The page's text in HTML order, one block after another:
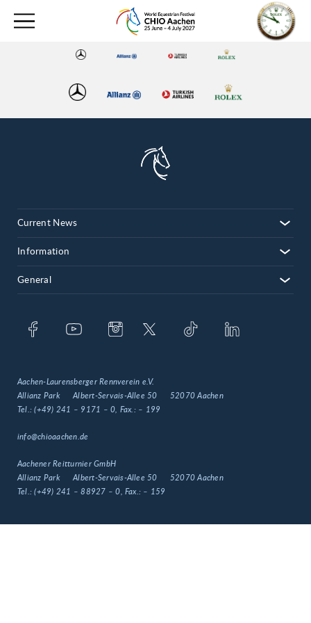
Current News
Information
General
Aachen-Laurensberger Rennverein e.V.
Allianz Park
Albert-Servais-Allee 50
52070 Aachen
Tel.:(+49) 241 – 9171 – 0 , Fax.: – 199
info@chioaachen.de
Aachener Reitturnier GmbH
Allianz Park
Albert-Servais-Allee 50
52070 Aachen
Tel.:(+49) 241 – 88927 – 0 , Fax.: – 159